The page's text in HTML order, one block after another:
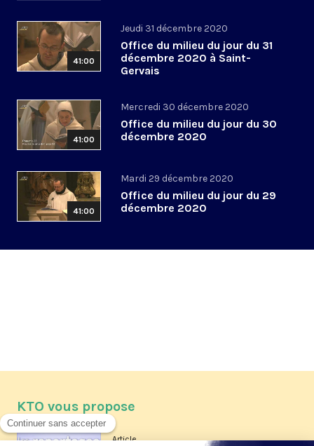
41:00
Jeudi 31 décembre 2020
Office du milieu du jour du 31
décembre 2020 à Saint-
Gervais
41:00
Mercredi 30 décembre 2020
Office du milieu du jour du 30
décembre 2020
41:00
Mardi 29 décembre 2020
Office du milieu du jour du 29
décembre 2020
KTO vous propose
Article